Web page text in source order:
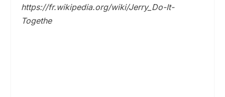
https://fr.wikipedia.org/wiki/Jerry_Do-It-
Togethe